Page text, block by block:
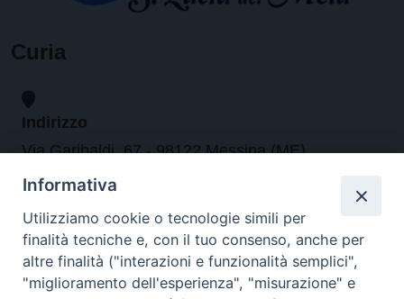
Curia
Indirizzo
Via Garibaldi, 67 - 98122 Messina (ME)
Orari
da lunedi al venerdi dalle ore 9.30 alle 12.30
Informativa
Utilizziamo cookie o tecnologie simili per
finalità tecniche e, con il tuo consenso, anche per
altre finalità ("interazioni e funzionalità semplici",
"miglioramento dell'esperienza", "misurazione" e